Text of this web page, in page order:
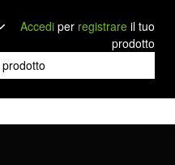
Accedi per registrare il tuo
prodotto